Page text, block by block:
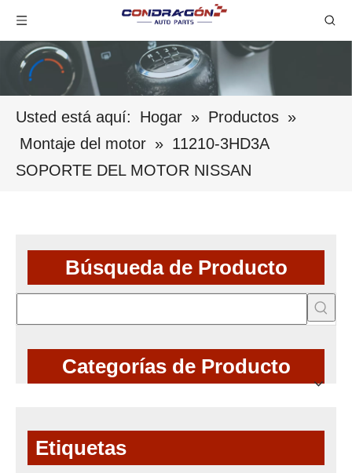
Usted está aquí: Hogar » Productos »
Montaje del motor » 11210-3HD3A
SOPORTE DEL MOTOR NISSAN
Búsqueda de Producto
Categorías de Producto
Etiquetas